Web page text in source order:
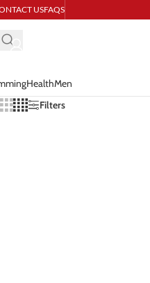
USFAQS
HealthMen
Filters